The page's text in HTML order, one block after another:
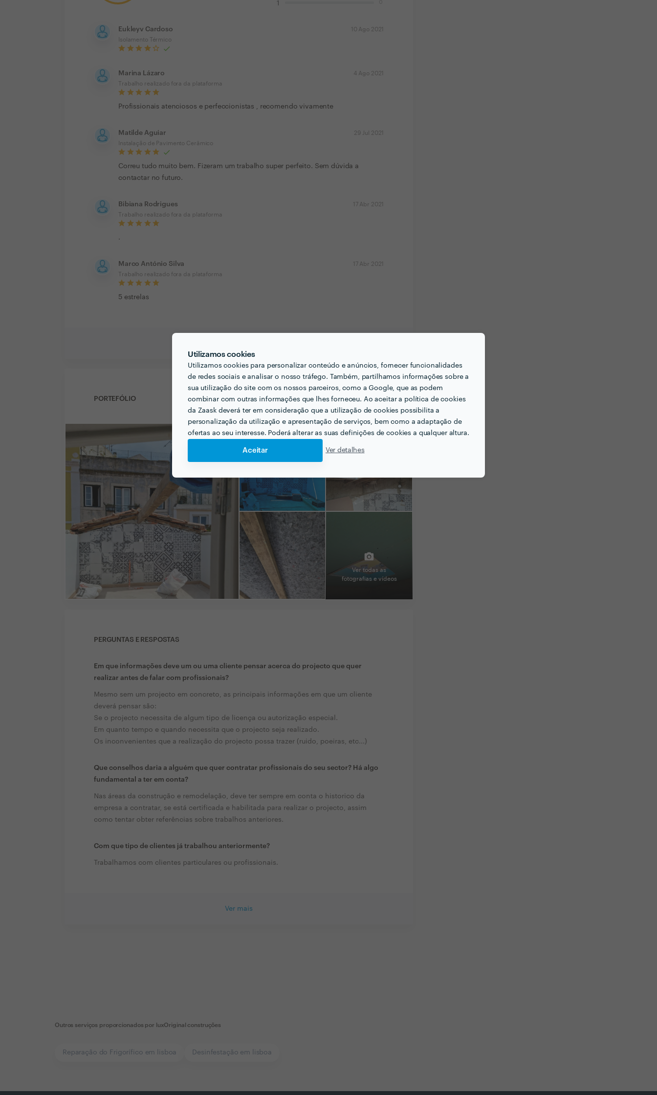
Utilizamos cookies
Utilizamos cookies para personalizar conteúdo e anúncios, fornecer funcionalidades
de redes sociais e analisar o nosso tráfego. Também, partilhamos informações sobre a
sua utilização do site com os nossos parceiros, como a Google, que as podem
combinar com outras informações que lhes forneceu. Ao aceitar a política de cookies
da Zaask deverá ter em consideração que a utilização de cookies possibilita a
personalização da utilização e apresentação de serviços, bem como a adaptação de
ofertas ao seu interesse. Poderá alterar as suas definições de cookies a qualquer altura.
Aceitar Ver detalhes
1
Eukleyv Cardoso
Isolamento Térmico
10 Ago 2021
Marina Lázaro
Trabalho realizado fora da plataforma
4 Ago 2021
Profissionais atenciosos e perfeccionistas , recomendo vivamente
Matilde Aguiar
Instalação de Pavimento Cerâmico
29 Jul 2021
Correu tudo muito bem. Fizeram um trabalho super perfeito. Sem dúvida a
contactar no futuro.
Bibiana Rodrigues
Trabalho realizado fora da plataforma
17 Abr 2021
.
Marco António Silva
Trabalho realizado fora da plataforma
17 Abr 2021
5 estrelas
PORTEFÓLIO
Ver todas as
fotografias e vídeos
PERGUNTAS E RESPOSTAS
Em que informações deve um ou uma cliente pensar acerca do projecto que quer
realizar antes de falar com profissionais?
Mesmo sem um projecto em concreto, as principais informações em que um cliente
deverá pensar são:
Se o projecto necessita de algum tipo de licença ou autorização especial.
Em quanto tempo e quando necessita que o projecto seja realizado.
Os inconvenientes que a realização do projecto possa trazer (ruido, poeiras, etc...)
Que conselhos daria a alguém que quer contratar profissionais do seu sector? Há algo
fundamental a ter em conta?
Nas áreas da construção e remodelação, deve ter sempre em conta o historico da
empresa a contratar, se está certificada e habilitada para realizar o projecto, assim
como tentar obter referências sobre trabalhos anteriores.
Com que tipo de clientes já trabalhou anteriormente?
Trabalhamos com clientes particulares ou profissionais.
Ver mais
Outros serviços proporcionados por luxOriginal construções
Reparação do Frigorífico em lisboa Desinfestação em lisboa